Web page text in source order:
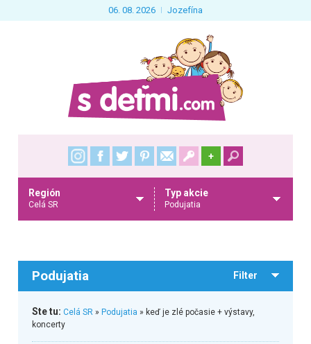
06. 08. 2026 Jozefína
+
Región
Celá SR
Typ akcie
Podujatia
Podujatia Filter
Ste tu: Celá SR» Podujatia » keď je zlé počasie + výstavy,
koncerty